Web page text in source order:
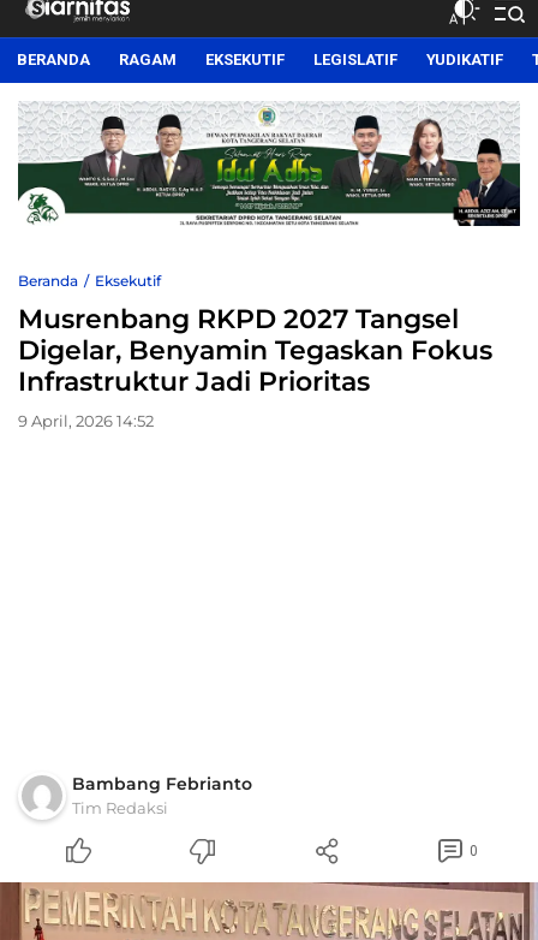
siarnitas
Jernih Menyiarkan
BERANDA RAGAM EKSEKUTIF LEGISLATIF YUDIKATIF
Beranda Eksekutif
Musrenbang RKPD 2027 Tangsel
Digelar, Benyamin Tegaskan Fokus
Infrastruktur Jadi Prioritas
9 April, 2026 14:52
Bambang Febrianto
Tim Redaksi
0